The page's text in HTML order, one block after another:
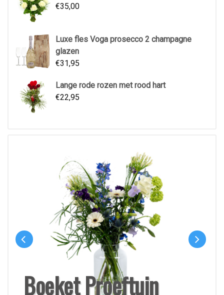
€35,00
Luxe fles Voga prosecco 2 champagne
glazen
€31,95
Lange rode rozen met rood hart
€22,95
Boeket Proeftuin